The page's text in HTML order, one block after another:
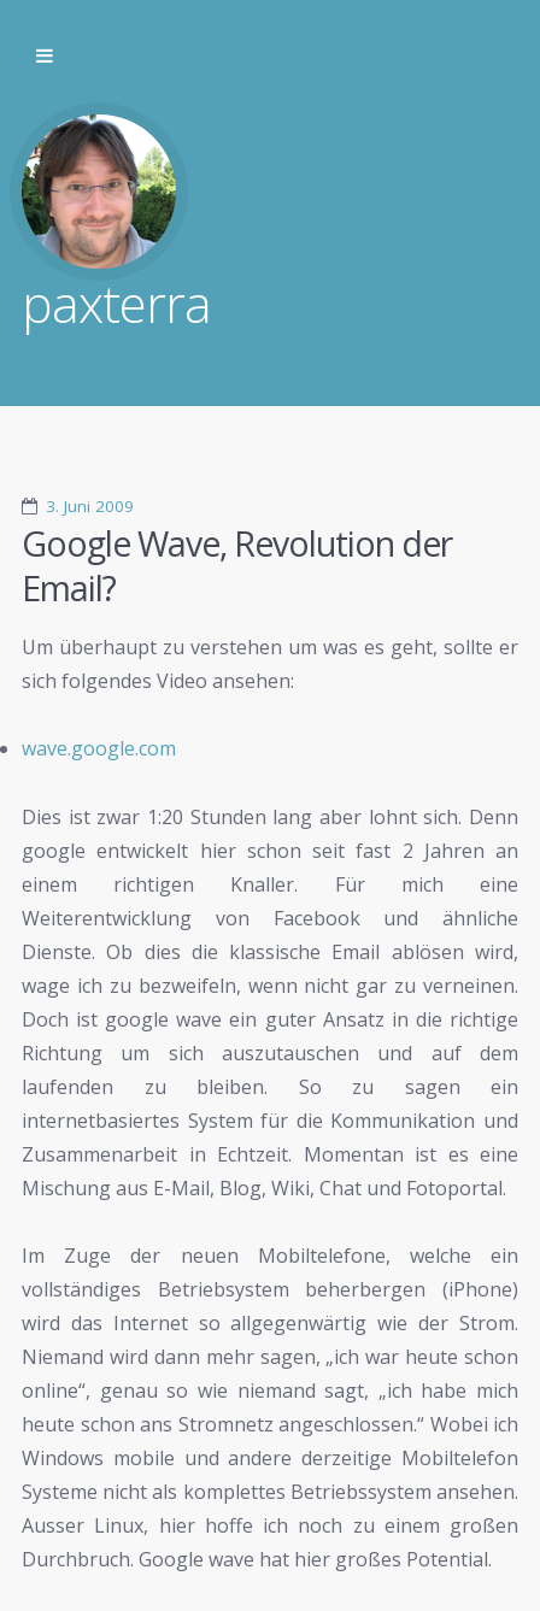
paxterra
3. Juni 2009
Google Wave, Revolution der
Email?
Um überhaupt zu verstehen um was es geht, sollte er
sich folgendes Video ansehen:
wave.google.com
Dies ist zwar 1:20 Stunden lang aber lohnt sich. Denn
google entwickelt hier schon seit fast 2 Jahren an
einem richtigen Knaller. Für mich eine
Weiterentwicklung von Facebook und ähnliche
Dienste. Ob dies die klassische Email ablösen wird,
wage ich zu bezweifeln, wenn nicht gar zu verneinen.
Doch ist google wave ein guter Ansatz in die richtige
Richtung um sich auszutauschen und auf dem
laufenden zu bleiben. So zu sagen ein
internetbasiertes System für die Kommunikation und
Zusammenarbeit in Echtzeit. Momentan ist es eine
Mischung aus E-Mail, Blog, Wiki, Chat und Fotoportal.
Im Zuge der neuen Mobiltelefone, welche ein
vollständiges Betriebsystem beherbergen (iPhone)
wird das Internet so allgegenwärtig wie der Strom.
Niemand wird dann mehr sagen, „ich war heute schon
online“, genau so wie niemand sagt, „ich habe mich
heute schon ans Stromnetz angeschlossen.“ Wobei ich
Windows mobile und andere derzeitige Mobiltelefon
Systeme nicht als komplettes Betriebssystem ansehen.
Ausser Linux, hier hoffe ich noch zu einem großen
Durchbruch. Google wave hat hier großes Potential.